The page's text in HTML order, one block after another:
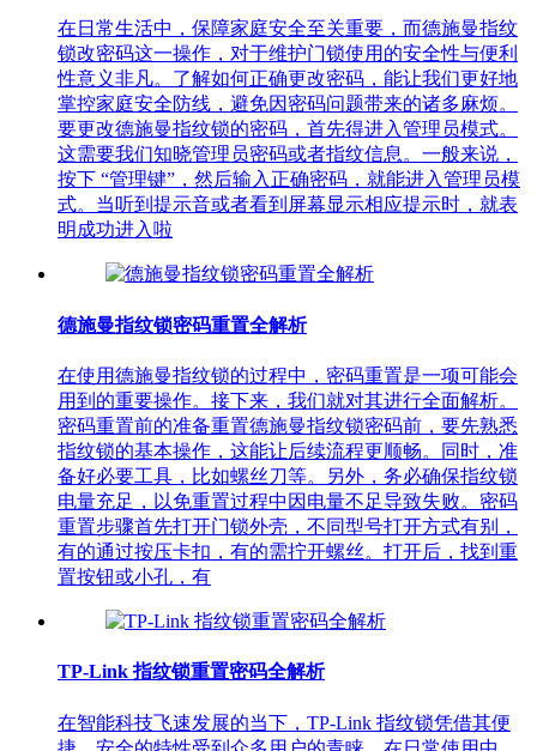
在日常生活中，保障家庭安全至关重要，而德施曼指纹
锁改密码这一操作，对于维护门锁使用的安全性与便利
性意义非凡。了解如何正确更改密码，能让我们更好地
掌控家庭安全防线，避免因密码问题带来的诸多麻烦。
要更改德施曼指纹锁的密码，首先得进入管理员模式。
这需要我们知晓管理员密码或者指纹信息。一般来说，
按下 “管理键”，然后输入正确密码，就能进入管理员模
式。当听到提示音或者看到屏幕显示相应提示时，就表
明成功进入啦
德施曼指纹锁密码重置全解析
在使用德施曼指纹锁的过程中，密码重置是一项可能会
用到的重要操作。接下来，我们就对其进行全面解析。
密码重置前的准备重置德施曼指纹锁密码前，要先熟悉
指纹锁的基本操作，这能让后续流程更顺畅。同时，准
备好必要工具，比如螺丝刀等。另外，务必确保指纹锁
电量充足，以免重置过程中因电量不足导致失败。密码
重置步骤首先打开门锁外壳，不同型号打开方式有别，
有的通过按压卡扣，有的需拧开螺丝。打开后，找到重
置按钮或小孔，有
TP-Link 指纹锁重置密码全解析
在智能科技飞速发展的当下，TP-Link 指纹锁凭借其便